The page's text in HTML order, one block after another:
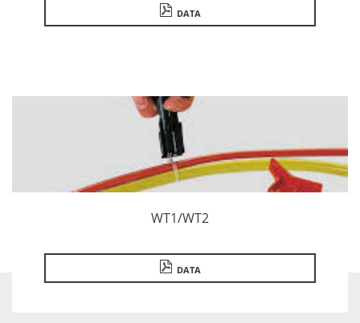
DATA
WT1/WT2
DATA